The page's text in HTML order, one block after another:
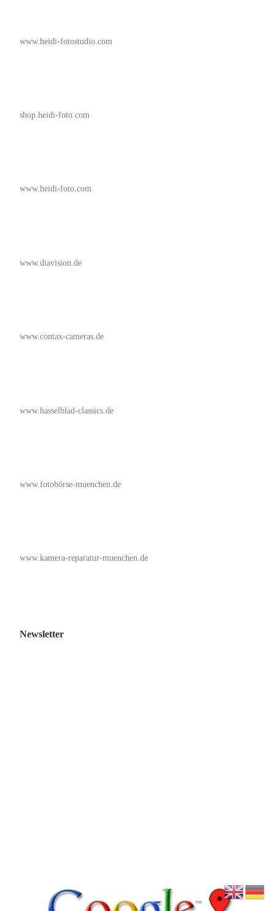
www.heidi-fotostudio.com
shop.heidi-foto.com
www.heidi-foto.com
www.diavision.de
www.contax-cameras.de
www.hasselblad-classics.de
www.fotobörse-muenchen.de
www.kamera-reparatur-muenchen.de
Newsletter